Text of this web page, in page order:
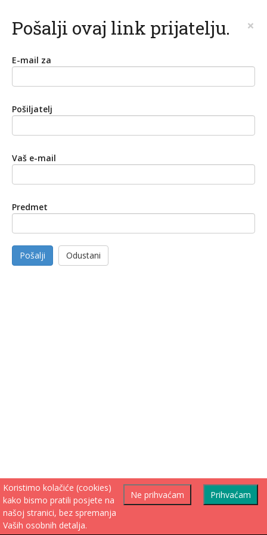
Pošalji ovaj link prijatelju. ×
E-mail za
Pošiljatelj
Vaš e-mail
Predmet
Pošalji Odustani
Prihvaćam
Ne prihvaćam
Koristimo kolačiće (cookies)
kako bismo pratili posjete na
našoj stranici, bez spremanja
Vaših osobnih detalja.